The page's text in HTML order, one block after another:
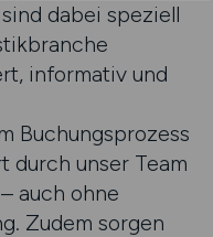
dabei speziell
informativ und
Buchungsprozess
durch unser Team
auch ohne
Zudem sorgen